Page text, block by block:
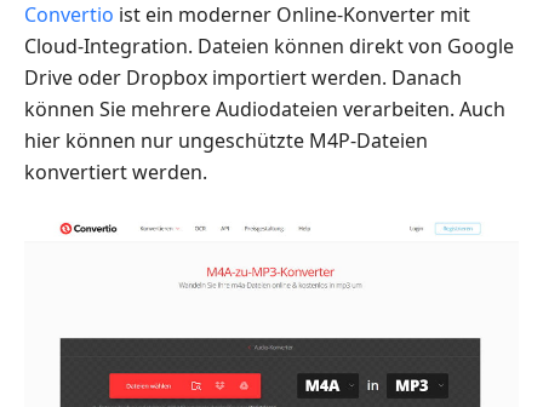
Convertio ist ein moderner Online-Konverter mit
Cloud-Integration. Dateien können direkt von Google
Drive oder Dropbox importiert werden. Danach
können Sie mehrere Audiodateien verarbeiten. Auch
hier können nur ungeschützte M4P-Dateien
konvertiert werden.